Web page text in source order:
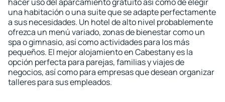
una habitación o una suite que se adapte perfectamente
a sus necesidades. Un hotel de alto nivel probablemente
ofrezca un menú variado, zonas de bienestar como un
spa o gimnasio, así como actividades para los más
pequeños. El mejor alojamiento en Cabestany es la
opción perfecta para parejas, familias y viajes de
negocios, así como para empresas que desean organizar
talleres para sus empleados.